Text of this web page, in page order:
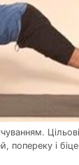
попереку і